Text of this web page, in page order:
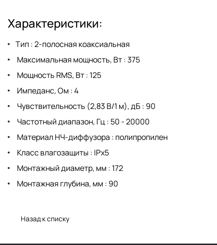
Характеристики:
Тип : 2-полосная коаксиальная
Максимальная мощность, Вт : 375
Мощность RMS, Вт : 125
Импеданс, Ом : 4
Чувствительность (2,83 В/1 м), дБ : 90
Частотный диапазон, Гц : 50 - 20000
Материал НЧ-диффузора : полипропилен
Класс влагозащиты : IPx5
Монтажный диаметр, мм : 172
Монтажная глубина, мм : 90
Назад к списку